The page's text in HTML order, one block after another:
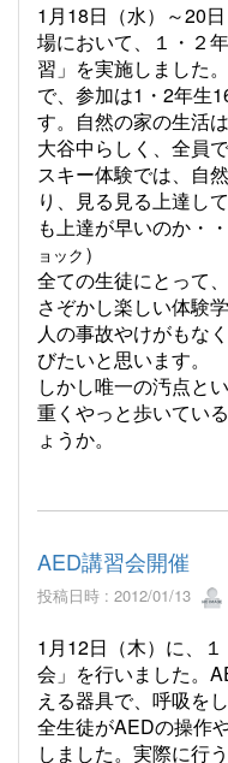
1月18日（水）～20
場において、１・２
習」を実施しました
で、参加は1・2年生
す。自然の家の生活
大谷中らしく、全員
スキー体験では、自
り、見る見る上達し
も上達が早いのか・・
ョック ）
全ての生徒にとって
さぞかし楽しい体験
人の事故やけがもな
びたいと思います。
しかし唯一の汚点と
重くやっと歩いてい
ょうか。
AED講習会開催
投稿日時 : 2012/01/13
1月12日（木）に、
会」を行いました。
える器具で、呼吸を
全生徒がAEDの操作
しました。実際に行